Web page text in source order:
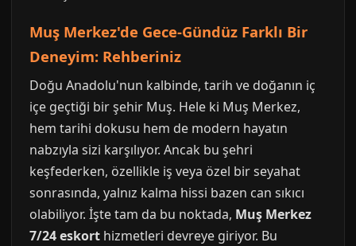
Muş Merkez'de Gece-Gündüz Farklı Bir
Deneyim: Rehberiniz
Doğu Anadolu'nun kalbinde, tarih ve doğanın iç
içe geçtiği bir şehir Muş. Hele ki Muş Merkez,
hem tarihi dokusu hem de modern hayatın
nabzıyla sizi karşılıyor. Ancak bu şehri
keşfederken, özellikle iş veya özel bir seyahat
sonrasında, yalnız kalma hissi bazen can sıkıcı
olabiliyor. İşte tam da bu noktada, Muş Merkez
7/24 eskort hizmetleri devreye giriyor. Bu